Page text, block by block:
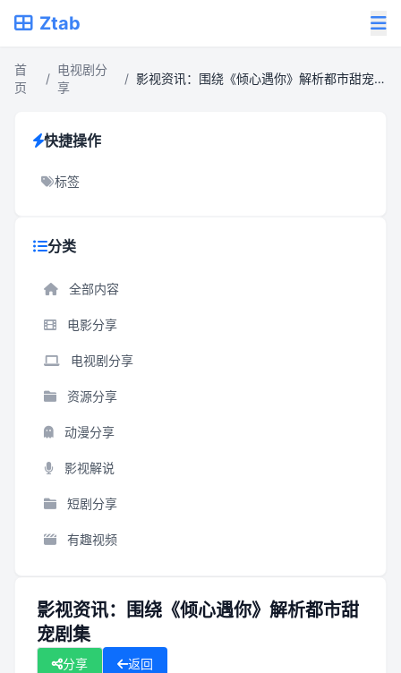
Ztab
首
页
/
电视剧分
享
/ 影视资讯：围绕《倾心遇你》解析都市甜宠剧集
快捷操作
标签
分类
全部内容
电影分享
电视剧分享
资源分享
动漫分享
影视解说
短剧分享
有趣视频
影视资讯：围绕《倾心遇你》解析都市甜
宠剧集
分享 返回